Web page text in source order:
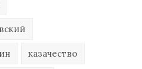
казачество